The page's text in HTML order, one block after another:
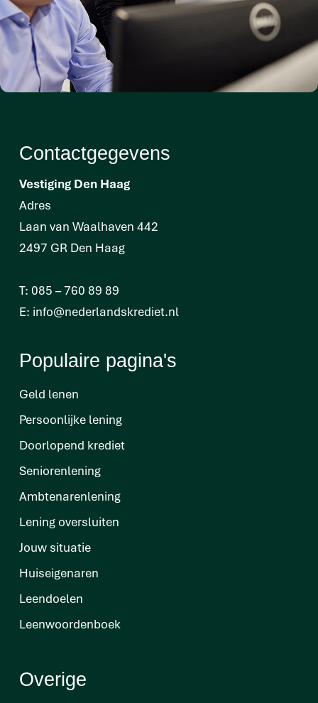
Contactgegevens
Vestiging Den Haag
Adres
Laan van Waalhaven 442
2497 GR Den Haag
T: 085 – 760 89 89
E: info@nederlandskrediet.nl
Populaire pagina's
Geld lenen
Persoonlijke lening
Doorlopend krediet
Seniorenlening
Ambtenarenlening
Lening oversluiten
Jouw situatie
Huiseigenaren
Leendoelen
Leenwoordenboek
Overige